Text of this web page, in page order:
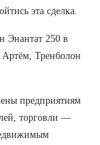
эта сделка.
Энантат 250 в
Тренболон
предприятиям
торговли —